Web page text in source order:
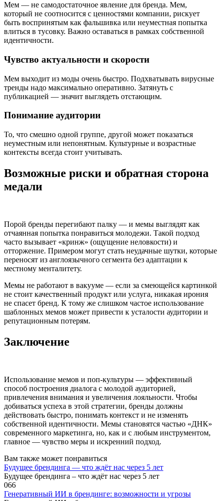
Мем — не самодостаточное явление для бренда. Мем,
который не соотносится с ценностями компании, рискует
быть воспринятым как фальшивка или неуместная попытка
влиться в тусовку. Важно оставаться в рамках собственной
идентичности.
Чувство актуальности и скорости
Мем выходит из моды очень быстро. Подхватывать вирусные
тренды надо максимально оперативно. Затянуть с
публикацией — значит выглядеть отстающим.
Понимание аудитории
То, что смешно одной группе, другой может показаться
неуместным или непонятным. Культурные и возрастные
контексты всегда стоит учитывать.
Возможные риски и обратная сторона
медали
Порой бренды перегибают палку — и мемы выглядят как
отчаянная попытка понравиться молодежи. Такой подход
часто вызывает «кринж» (ощущение неловкости) и
отторжение. Примером могут стать неудачные шутки, которые
переносят из англоязычного сегмента без адаптации к
местному менталитету.
Мемы не работают в вакууме — если за смеющейся картинкой
не стоит качественный продукт или услуга, никакая ирония
не спасет бренд. К тому же слишком частое использование
шаблонных мемов может привести к усталости аудитории и
репутационным потерям.
Заключение
Использование мемов и поп-культуры — эффективный
способ построения диалога с молодой аудиторией,
привлечения внимания и увеличения лояльности. Чтобы
добиваться успеха в этой стратегии, бренды должны
действовать быстро, понимать контекст и не изменять
собственной идентичности. Мемы становятся частью «ДНК»
современного маркетинга, но, как и с любым инструментом,
главное — чувство меры и искренний подход.
Вам также может понравиться
Будущее брендинга — что ждёт нас через 5 лет
Будущее брендинга – что ждёт нас через 5 лет
066
Генеративный ИИ в брендинге: возможности и угрозы